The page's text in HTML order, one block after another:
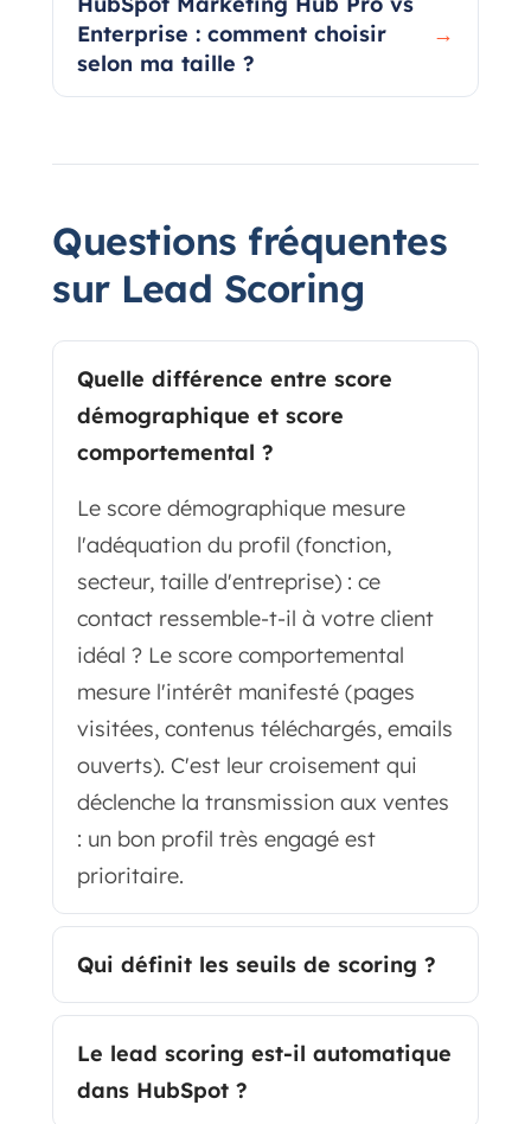
Enterprise : comment choisir
selon ma taille ?
→
Questions fréquentes
sur Lead Scoring
Quelle différence entre score
démographique et score
comportemental ?
Le score démographique mesure
l'adéquation du profil (fonction,
secteur, taille d'entreprise) : ce
contact ressemble-t-il à votre client
idéal ? Le score comportemental
mesure l'intérêt manifesté (pages
visitées, contenus téléchargés, emails
ouverts). C'est leur croisement qui
déclenche la transmission aux ventes
: un bon profil très engagé est
prioritaire.
Qui définit les seuils de scoring ?
Le lead scoring est-il automatique
dans HubSpot ?